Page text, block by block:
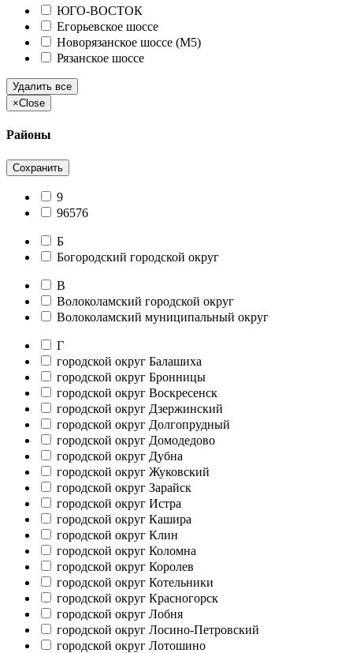
ЮГО-ВОСТОК
Егорьевское шоссе
Новорязанское шоссе (М5)
Рязанское шоссе
Удалить все
×Close
Районы
Сохранить
9
96576
Б
Богородский городской округ
В
Волоколамский городской округ
Волоколамский муниципальный округ
Г
городской округ Балашиха
городской округ Бронницы
городской округ Воскресенск
городской округ Дзержинский
городской округ Долгопрудный
городской округ Домодедово
городской округ Дубна
городской округ Жуковский
городской округ Зарайск
городской округ Истра
городской округ Кашира
городской округ Клин
городской округ Коломна
городской округ Королев
городской округ Котельники
городской округ Красногорск
городской округ Лобня
городской округ Лосино-Петровский
городской округ Лотошино